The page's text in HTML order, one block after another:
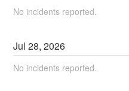
No incidents reported.
Jul28,2026
No incidents reported.